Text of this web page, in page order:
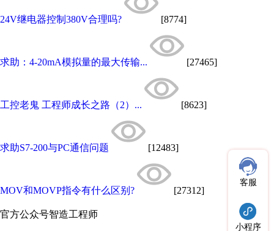
24V继电器控制380V合理吗? [8774]
求助：4-20mA模拟量的最大传输... [27465]
工控老鬼 工程师成长之路（2）... [8623]
求助S7-200与PC通信问题 [12483]
MOV和MOVP指令有什么区别? [27312]
官方公众号智造工程师
客服
小程序